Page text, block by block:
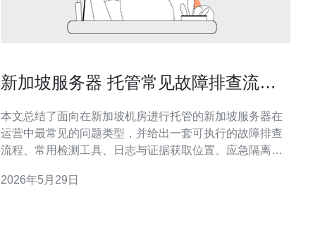
新加坡服务器 托管常见故障排查流程
本文总结了面向在新加坡机房进行托管的新加坡服务器在
运营中最常见的问题类型，并给出一套可执行的故障排查
流程、常用检测工具、日志与证据获取位置、应急隔离与
在遇到事件时能快速定位与恢复服务，降低故障影响和恢
2026年5月29日